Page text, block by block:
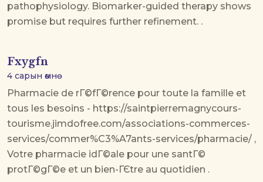
pathophysiology. Biomarker-guided therapy shows
promise but requires further refinement. .
Fxygfn
4 сарын өмнө
Pharmacie de rГ©fГ©rence pour toute la famille et
tous les besoins - https://saintpierremagnycours-
tourisme.jimdofree.com/associations-commerces-
services/commer%C3%A7ants-services/pharmacie/ ,
Votre pharmacie idГ©ale pour une santГ©
protГ©gГ©e et un bien-ГЄtre au quotidien .